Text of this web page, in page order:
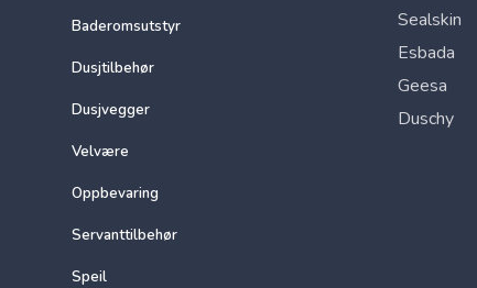
Baderomsutstyr
Dusjtilbehør
Dusjvegger
Velvære
Oppbevaring
Servanttilbehør
Speil
Sealskin
Esbada
Geesa
Duschy